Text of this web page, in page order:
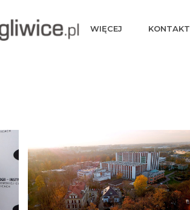
WIĘCEJ KONTAKT